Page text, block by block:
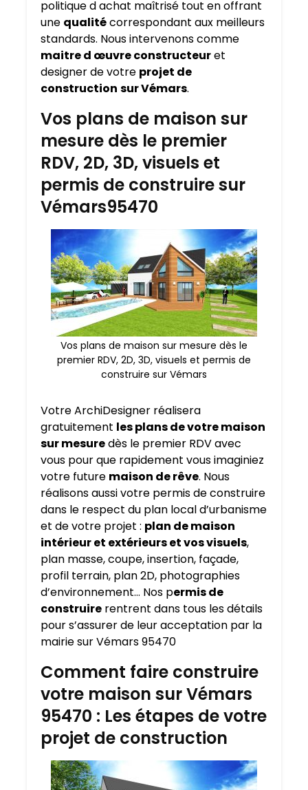
politique d achat maîtrisé tout en offrant
une qualitécorrespondant aux meilleurs
standards. Nous intervenons comme
maitre d œuvre constructeuret
designer de votre projet de
construction sur Vémars.
Vos plans de maison sur
mesure dès le premier
RDV, 2D, 3D, visuels et
permis de construire sur
Vémars95470
Vos plans de maison sur mesure dès le
premier RDV, 2D, 3D, visuels et permis de
construire sur Vémars
Votre ArchiDesigner réalisera
gratuitement les plans de votre maison
sur mesuredès le premier RDV avec
vous pour que rapidement vous imaginiez
votre future maison de rêve. Nous
réalisons aussi votre permis de construire
dans le respect du plan local d’urbanisme
et de votre projet : plan de maison
intérieur et extérieurs et vos visuels,
plan masse, coupe, insertion, façade,
profil terrain, plan 2D, photographies
d’environnement… Nos permis de
construire rentrent dans tous les détails
pour s’assurer de leur acceptation par la
mairie sur Vémars 95470
Comment faire construire
votre maison sur Vémars
95470 : Les étapes de votre
projet de construction